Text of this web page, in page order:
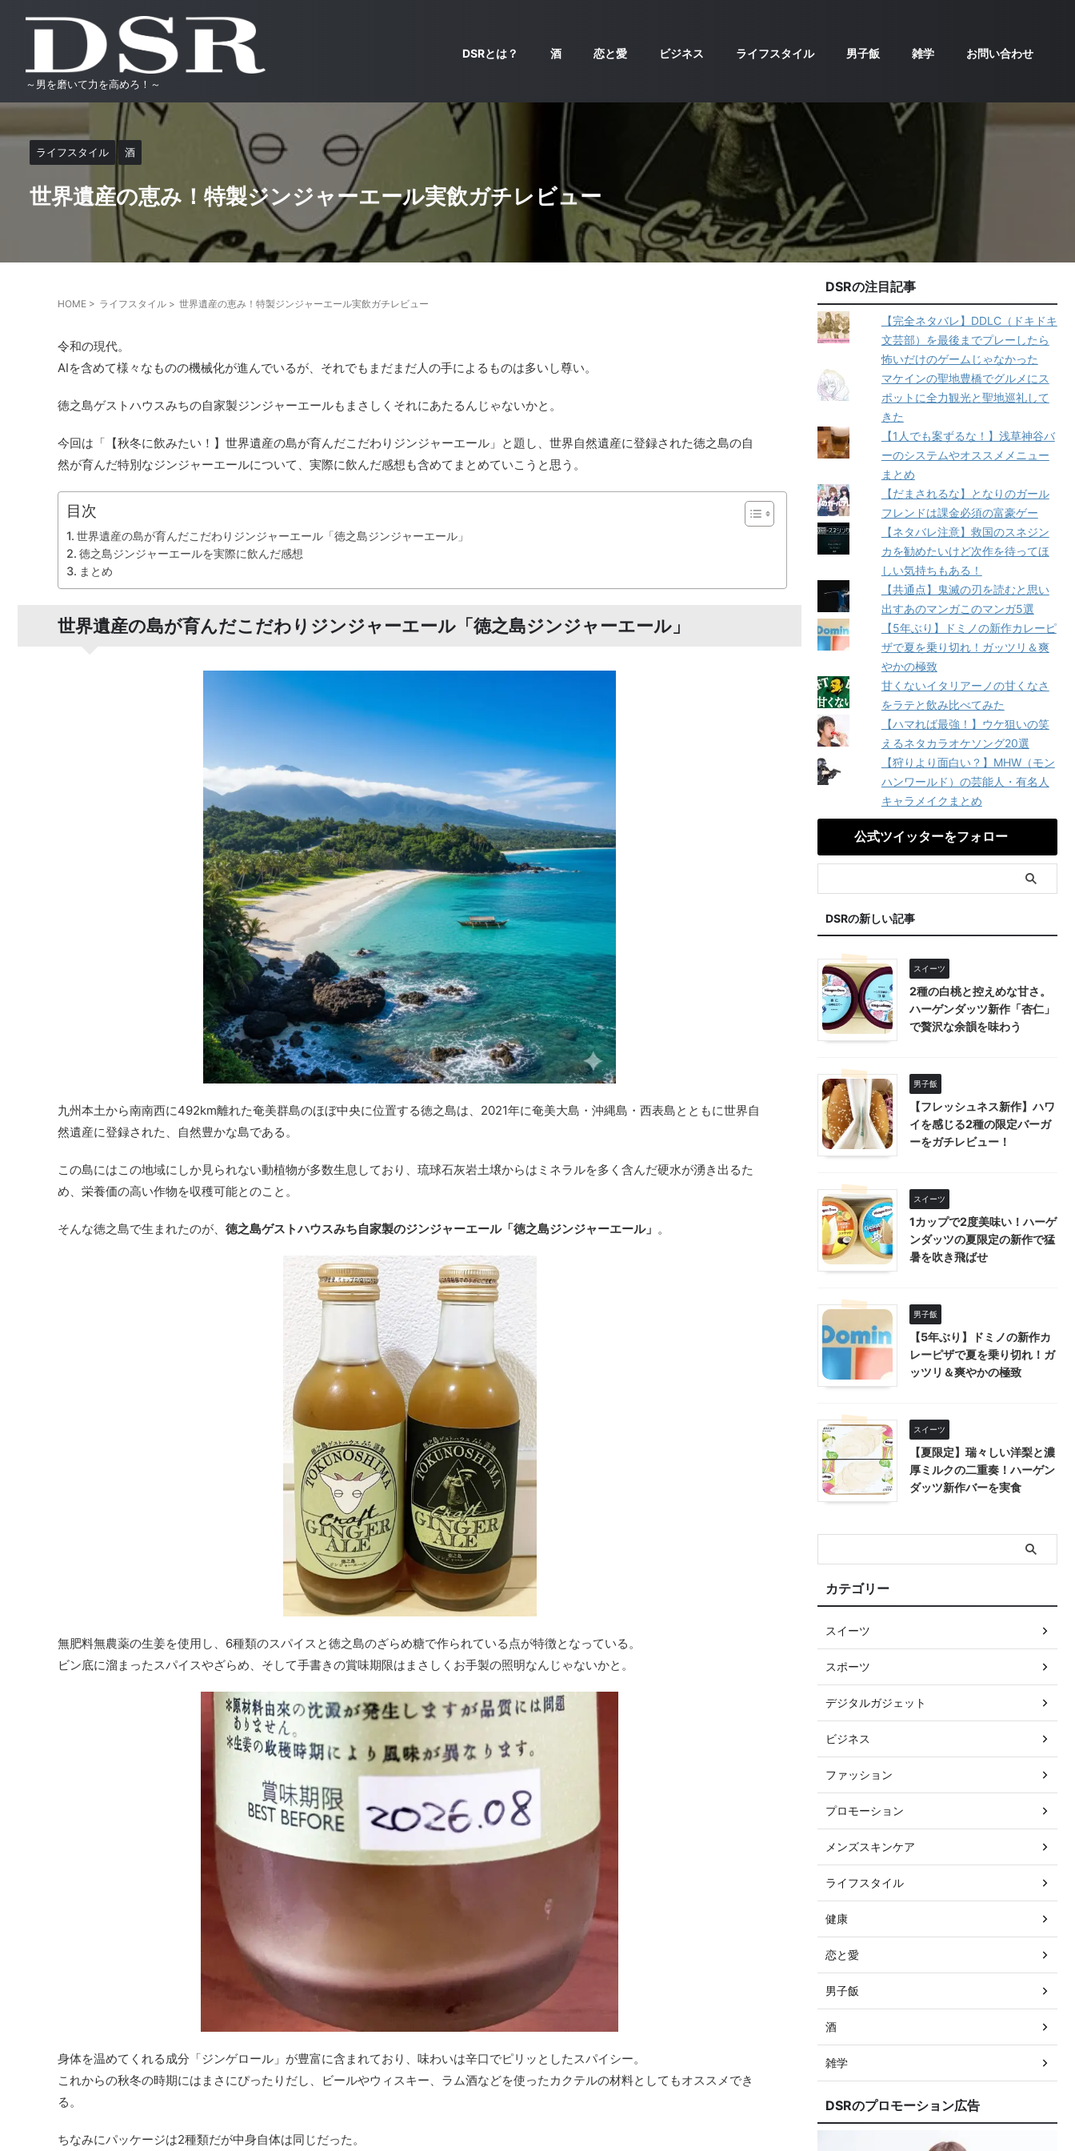
～男を磨いて力を高めろ！～
DSRとは？ 酒 恋と愛 ビジネス ライフスタイル 男子飯 雑学 お問い合わせ
ライフスタイル 酒
世界遺産の恵み！特製ジンジャーエール実飲ガチレビュー
HOME > ライフスタイル > 世界遺産の恵み！特製ジンジャーエール実飲ガチレビュー
令和の現代。
AIを含めて様々なものの機械化が進んでいるが、それでもまだまだ人の手によるものは多いし尊い。
徳之島ゲストハウスみちの自家製ジンジャーエールもまさしくそれにあたるんじゃないかと。
今回は「【秋冬に飲みたい！】世界遺産の島が育んだこだわりジンジャーエール」と題し、世界自然遺産に登録された徳之島の自
然が育んだ特別なジンジャーエールについて、実際に飲んだ感想も含めてまとめていこうと思う。
目次
世界遺産の島が育んだこだわりジンジャーエール「徳之島ジンジャーエール」
徳之島ジンジャーエールを実際に飲んだ感想
まとめ
世界遺産の島が育んだこだわりジンジャーエール「徳之島ジンジャーエール」
九州本土から南南西に492km離れた奄美群島のほぼ中央に位置する徳之島は、2021年に奄美大島・沖縄島・西表島とともに世界自
然遺産に登録された、自然豊かな島である。
この島にはこの地域にしか見られない動植物が多数生息しており、琉球石灰岩土壌からはミネラルを多く含んだ硬水が湧き出るた
め、栄養価の高い作物を収穫可能とのこと。
そんな徳之島で生まれたのが、 徳之島ゲストハウスみち自家製のジンジャーエール「徳之島ジンジャーエール」 。
無肥料無農薬の生姜を使用し、6種類のスパイスと徳之島のざらめ糖で作られている点が特徴となっている。
ビン底に溜まったスパイスやざらめ、そして手書きの賞味期限はまさしくお手製の照明なんじゃないかと。
身体を温めてくれる成分「ジンゲロール」が豊富に含まれており、味わいは辛口でピリッとしたスパイシー。
これからの秋冬の時期にはまさにぴったりだし、ビールやウィスキー、ラム酒などを使ったカクテルの材料としてもオススメでき
る。
ちなみにパッケージは2種類だが中身自体は同じだった。
DSRの注目記事
【完全ネタバレ】DDLC（ドキドキ
文芸部）を最後までプレーしたら
怖いだけのゲームじゃなかった
マケインの聖地豊橋でグルメにス
ポットに全力観光と聖地巡礼して
きた
【1人でも案ずるな！】浅草神谷バ
ーのシステムやオススメメニュー
まとめ
【だまされるな】となりのガール
フレンドは課金必須の富豪ゲー
【ネタバレ注意】救国のスネジン
カを勧めたいけど次作を待ってほ
しい気持ちもある！
【共通点】鬼滅の刃を読むと思い
出すあのマンガこのマンガ5選
【5年ぶり】ドミノの新作カレーピ
ザで夏を乗り切れ！ガッツリ＆爽
やかの極致
甘くないイタリアーノの甘くなさ
をラテと飲み比べてみた
【ハマれば最強！】ウケ狙いの笑
えるネタカラオケソング20選
【狩りより面白い？】MHW（モン
ハンワールド）の芸能人・有名人
キャラメイクまとめ
公式ツイッターをフォロー
DSRの新しい記事
スイーツ
2種の白桃と控えめな甘さ。
ハーゲンダッツ新作「杏仁」
で贅沢な余韻を味わう
男子飯
【フレッシュネス新作】ハワ
イを感じる2種の限定バーガ
ーをガチレビュー！
スイーツ
1カップで2度美味い！ハーゲ
ンダッツの夏限定の新作で猛
暑を吹き飛ばせ
男子飯
【5年ぶり】ドミノの新作カ
レーピザで夏を乗り切れ！ガ
ッツリ＆爽やかの極致
スイーツ
【夏限定】瑞々しい洋梨と濃
厚ミルクの二重奏！ハーゲン
ダッツ新作バーを実食
カテゴリー
スイーツ
スポーツ
デジタルガジェット
ビジネス
ファッション
プロモーション
メンズスキンケア
ライフスタイル
健康
恋と愛
男子飯
酒
雑学
DSRのプロモーション広告